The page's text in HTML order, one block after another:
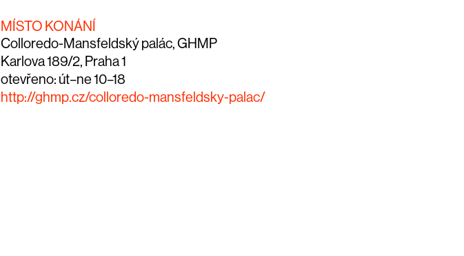
MÍSTO KONÁNÍ
Colloredo-Mansfeldský palác, GHMP
Karlova 189/2, Praha 1
otevřeno: út–ne 10–18
http://ghmp.cz/colloredo-mansfeldsky-palac/